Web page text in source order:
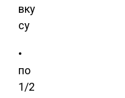
вку
су
•
по
1/2